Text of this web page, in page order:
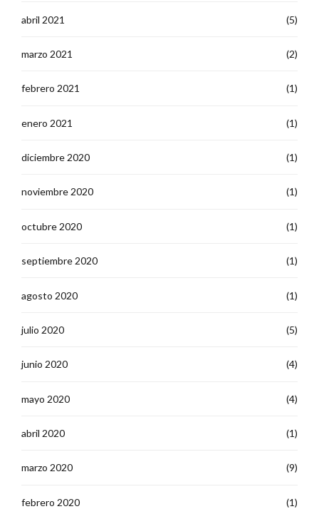
abril 2021 (5)
marzo 2021 (2)
febrero 2021 (1)
enero 2021 (1)
diciembre 2020 (1)
noviembre 2020 (1)
octubre 2020 (1)
septiembre 2020 (1)
agosto 2020 (1)
julio 2020 (5)
junio 2020 (4)
mayo 2020 (4)
abril 2020 (1)
marzo 2020 (9)
febrero 2020 (1)